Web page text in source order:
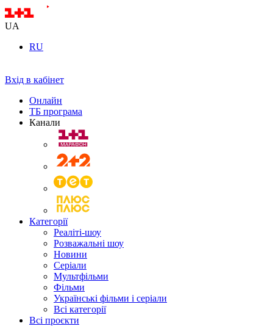
UA
RU
Вхід в кабінет
Онлайн
ТБ програма
Канали
Категорії
Реаліті-шоу
Розважальні шоу
Новини
Серіали
Мультфільми
Фільми
Українські фільми і серіали
Всі категорії
Всі проєкти